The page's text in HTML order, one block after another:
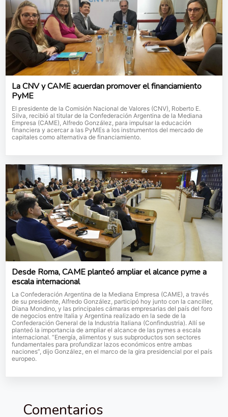
La CNV y CAME acuerdan promover el financiamiento
PyME
El presidente de la Comisión Nacional de Valores (CNV), Roberto E.
Silva, recibió al titular de la Confederación Argentina de la Mediana
Empresa (CAME), Alfredo González, para impulsar la educación
financiera y acercar a las PyMEs a los instrumentos del mercado de
capitales como alternativa de financiamiento.
Desde Roma, CAME planteó ampliar el alcance pyme a
escala internacional
La Confederación Argentina de la Mediana Empresa (CAME), a través
de su presidente, Alfredo González, participó hoy junto con la canciller,
Diana Mondino, y las principales cámaras empresarias del país del foro
de negocios entre Italia y Argentina realizado en la sede de la
Confederación General de la Industria Italiana (Confindustria). Allí se
planteó la importancia de ampliar el alcance de las pymes a escala
internacional. “Energía, alimentos y sus subproductos son sectores
fundamentales para profundizar lazos económicos entre ambas
naciones”, dijo González, en el marco de la gira presidencial por el país
europeo.
Comentarios